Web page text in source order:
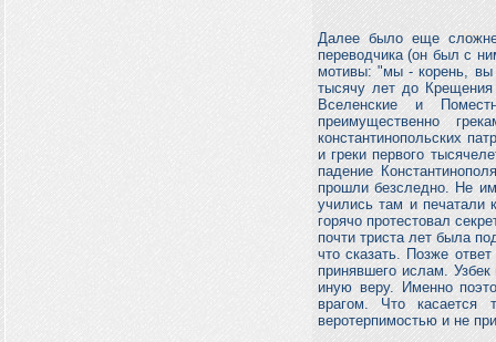
Далее было еще
переводчика (он был с
мотивы: "мы - корень, вы
тысячу лет до
Вселенские и
преимущественно
константинопольских
и греки первого
падение
прошли безследно. Не
учились там и печатали
горячо протестовал
почти триста лет была
что сказать. Позже
принявшего ислам.
иную веру. Именно
врагом. Что касается
веротерпимостью и не